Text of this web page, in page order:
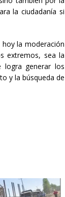
la ciudadanía si
la moderación
extremos, sea la
logra generar los
y la búsqueda de